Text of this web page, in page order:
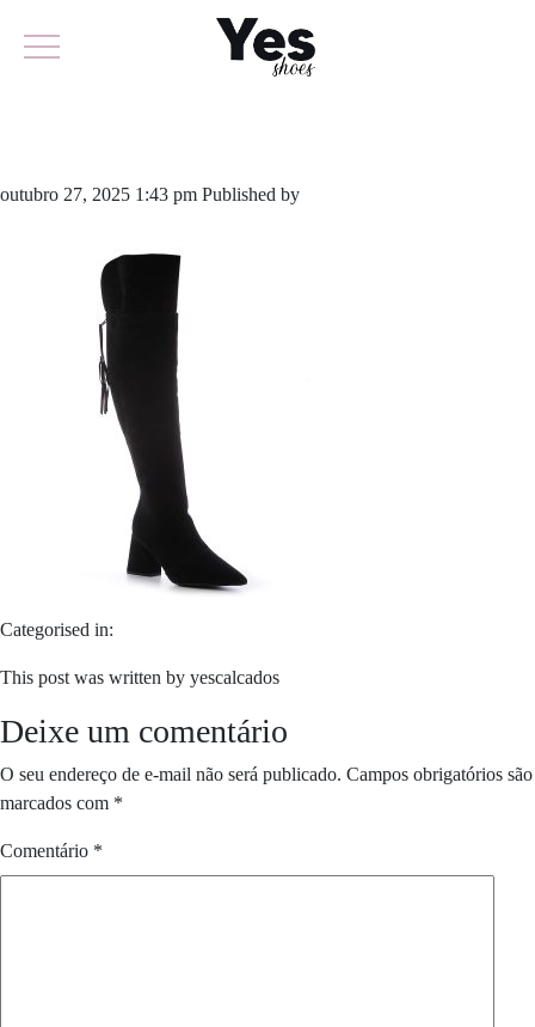
outubro 27, 2025 1:43 pm Published by
Categorised in:
This post was written by yescalcados
Deixe um comentário
O seu endereço de e-mail não será publicado. Campos obrigatórios são
marcados com *
Comentário *